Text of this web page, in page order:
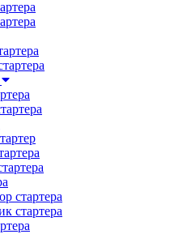
стартера
стартера